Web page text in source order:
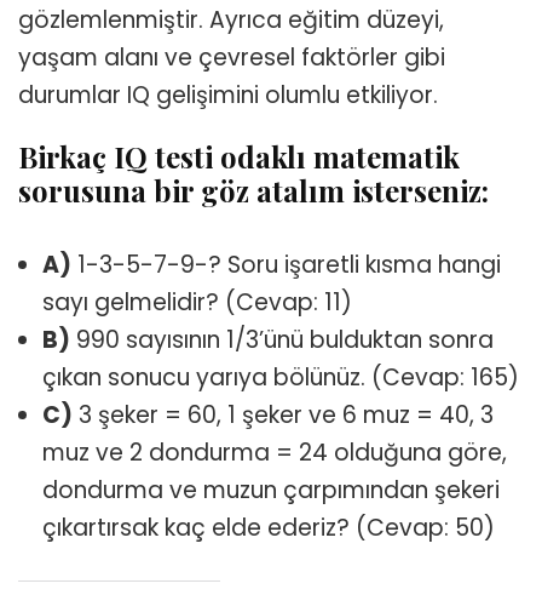
gözlemlenmiştir. Ayrıca eğitim düzeyi,
yaşam alanı ve çevresel faktörler gibi
durumlar IQ gelişimini olumlu etkiliyor.
Birkaç IQ testi odaklı matematik
sorusuna bir göz atalım isterseniz:
A) 1-3-5-7-9-? Soru işaretli kısma hangi
sayı gelmelidir? (Cevap: 11)
B) 990 sayısının 1/3’ünü bulduktan sonra
çıkan sonucu yarıya bölünüz. (Cevap: 165)
C) 3 şeker = 60, 1 şeker ve 6 muz = 40, 3
muz ve 2 dondurma = 24 olduğuna göre,
dondurma ve muzun çarpımından şekeri
çıkartırsak kaç elde ederiz? (Cevap: 50)